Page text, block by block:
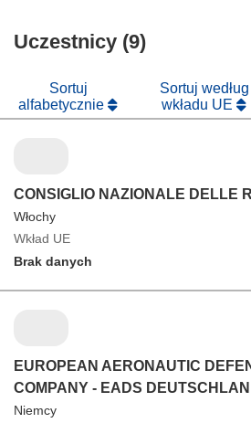
oknie)
nowym
oknie)
Uczestnicy (9)
Sortuj
alfabetycznie
Sortuj według
wkładu UE
CONSIGLIO NAZIONALE DELLE
Włochy
Wkład UE
Brak danych
EUROPEAN AERONAUTIC
COMPANY - EADS
Niemcy